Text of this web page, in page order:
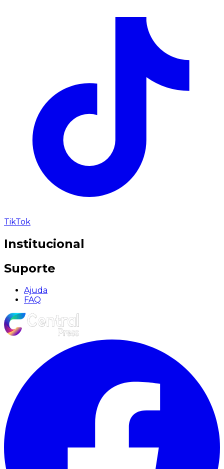
TikTok
Institucional
Suporte
Ajuda
FAQ